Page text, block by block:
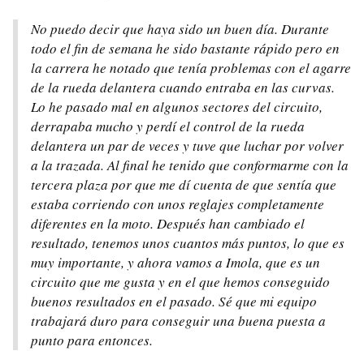
No puedo decir que haya sido un buen día. Durante
todo el fin de semana he sido bastante rápido pero en
la carrera he notado que tenía problemas con el agarre
de la rueda delantera cuando entraba en las curvas.
Lo he pasado mal en algunos sectores del circuito,
derrapaba mucho y perdí el control de la rueda
delantera un par de veces y tuve que luchar por volver
a la trazada. Al final he tenido que conformarme con la
tercera plaza por que me dí cuenta de que sentía que
estaba corriendo con unos reglajes completamente
diferentes en la moto. Después han cambiado el
resultado, tenemos unos cuantos más puntos, lo que es
muy importante, y ahora vamos a Imola, que es un
circuito que me gusta y en el que hemos conseguido
buenos resultados en el pasado. Sé que mi equipo
trabajará duro para conseguir una buena puesta a
punto para entonces.